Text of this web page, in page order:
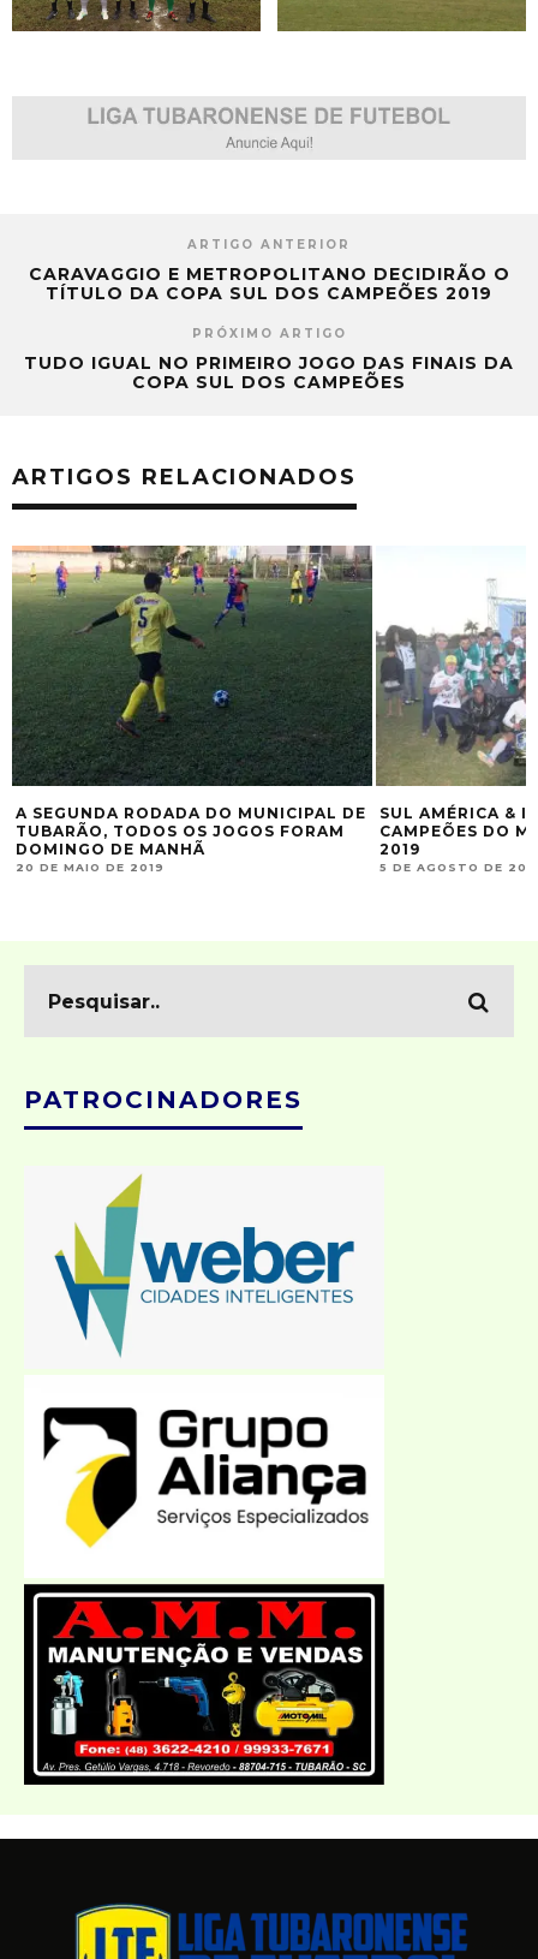
ARTIGO ANTERIOR
CARAVAGGIO E METROPOLITANO DECIDIRÃO O
TÍTULO DA COPA SUL DOS CAMPEÕES 2019
PRÓXIMO ARTIGO
TUDO IGUAL NO PRIMEIRO JOGO DAS FINAIS DA
COPA SUL DOS CAMPEÕES
ARTIGOS RELACIONADOS
A SEGUNDA RODADA DO MUNICIPAL DE
TUBARÃO, TODOS OS JOGOS FORAM
DOMINGO DE MANHÃ
20 DE MAIO DE 2019
SUL AMÉRICA &
CAMPEÕES DO
2019
5 DE AGOSTO DE
PATROCINADORES